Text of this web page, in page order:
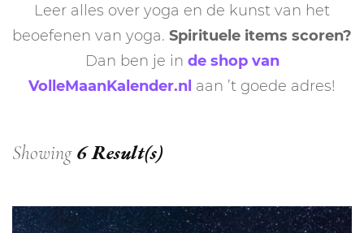
Leer alles over yoga en de kunst van het
beoefenen van yoga. Spirituele items scoren?
Dan ben je in de shop van
VolleMaanKalender.nl aan ’t goede adres!
Showing 6 Result(s)